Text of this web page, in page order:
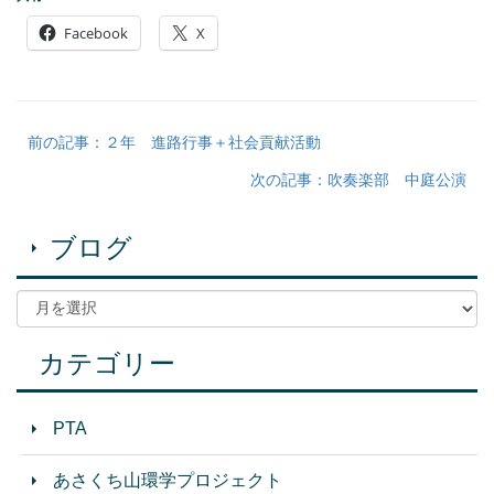
Facebook X
前の記事：２年 進路行事＋社会貢献活動
次の記事：吹奏楽部 中庭公演
ブログ
カテゴリー
PTA
あさくち山環学プロジェクト